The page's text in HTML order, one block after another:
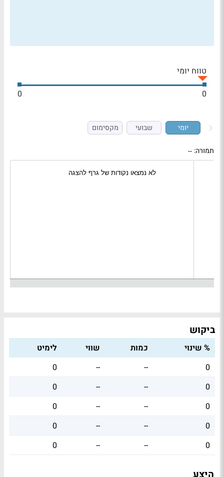
טווח יומי
0
0
יומי שבועי מקסימום
תמורה: --
ביקוש
% שינוי כמות שווי
לימיט
0
--
--
0
0
--
--
0
0
--
--
0
0
--
--
0
0
--
--
0